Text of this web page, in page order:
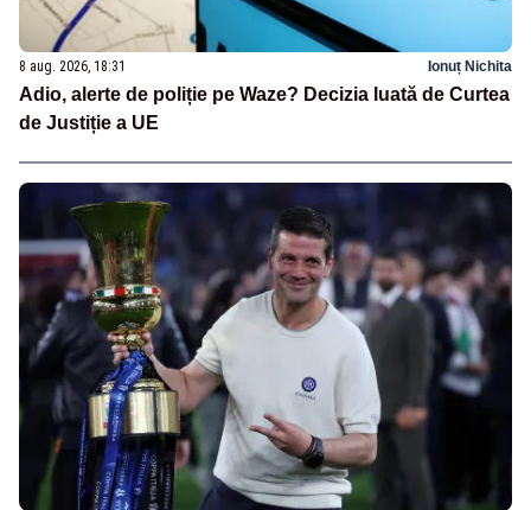
8 aug. 2026, 18:31 Ionuț Nichita
Adio, alerte de poliție pe Waze? Decizia luată de Curtea
de Justiție a UE